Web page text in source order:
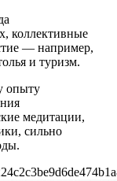
коллективные
— например,
и туризм.
опыту
медитации,
сильно